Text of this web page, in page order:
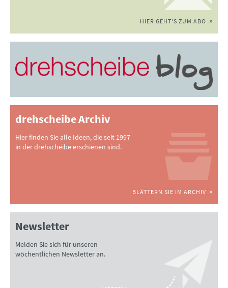
HIER GEHT'S ZUM ABO
drehscheibe Archiv
Hier finden Sie alle Ideen, die seit 1997
in der drehscheibe erschienen sind.
BLÄTTERN SIE IM ARCHIV
Newsletter
Melden Sie sich für unseren
wöchentlichen Newsletter an.